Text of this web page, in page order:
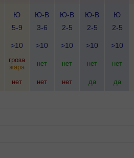
Ю
5-9
Ю-В
3-6
Ю-В
2-5
Ю-В
2-5
Ю
2-5
>10 >10 >10 >10 >10
гроза
жара
нет нет нет нет
нет нет нет да да